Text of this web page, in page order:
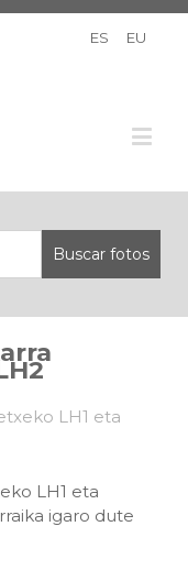
ES EU
LH1 eta
igaro dute